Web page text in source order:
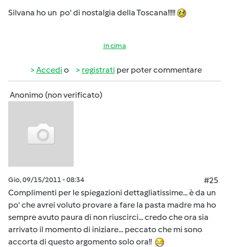
Silvana ho un po' di nostalgia della Toscana!!!!!
In cima
Accedi o registrati per poter commentare
Anonimo (non verificato)
Gio, 09/15/2011 - 08:34
#25
Complimenti per le spiegazioni dettagliatissime... è da un
po' che avrei voluto provare a fare la pasta madre ma ho
sempre avuto paura di non riuscirci... credo che ora sia
arrivato il momento di iniziare... peccato che mi sono
accorta di questo argomento solo ora!!